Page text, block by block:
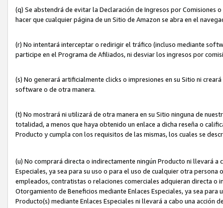
(q) Se abstendrá de evitar la Declaración de Ingresos por
hacer que cualquier página de un Sitio de Amazon se abra en el
(r) No intentará interceptar o redirigir el tráfico (incluso mediante
participe en el Programa de Afiliados, ni desviar los ingresos por
(s) No generará artificialmente clicks o impresiones en su Sitio ni
software o de otra manera.
(t) No mostrará ni utilizará de otra manera en su Sitio ninguna de
totalidad, a menos que haya obtenido un enlace a dicha reseña o
Producto y cumpla con los requisitos de las mismas, los cuales se
(u) No comprará directa o indirectamente ningún Producto ni llevará a
Especiales, ya sea para su uso o para el uso de cualquier otra
empleados, contratistas o relaciones comerciales adquieran directa o
Otorgamiento de Beneficios mediante Enlaces Especiales, ya sea
Producto(s) mediante Enlaces Especiales ni llevará a cabo una